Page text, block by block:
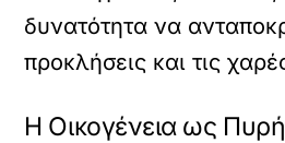
δυνατότητα να
προκλήσεις και τις
Η Οικογένεια ως